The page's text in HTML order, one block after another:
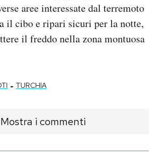
aree interessate dal terremoto
il cibo e ripari sicuri per la notte,
il freddo nella zona montuosa
- TURCHIA
Mostra i commenti